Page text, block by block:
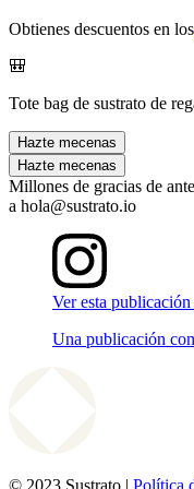
Obtienes descuentos en los
🎒
Tote bag de sustrato de
Hazte mecenas
Hazte mecenas
Millones de gracias de
a hola@sustrato.io
Ver esta
Una publicación
© 2023 Sustrato | Política